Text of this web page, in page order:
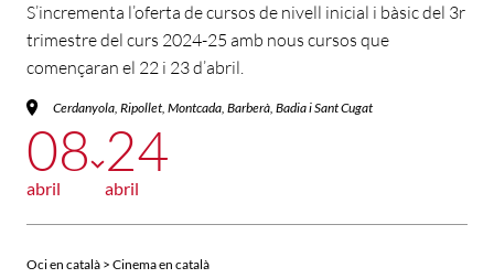
S’incrementa l’oferta de cursos de nivell inicial i bàsic del 3r
trimestre del curs 2024-25 amb nous cursos que
començaran el 22 i 23 d’abril.
Cerdanyola, Ripollet, Montcada, Barberà, Badia i Sant Cugat
08
abril
24
abril
Oci en català > Cinema en català